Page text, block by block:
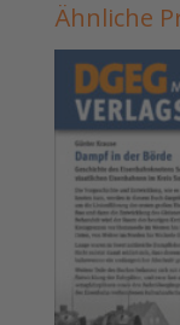
Ähnliche